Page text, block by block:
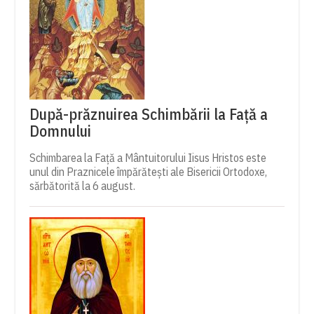
După-prăznuirea Schimbării la Față a
Domnului
Schimbarea la Față a Mântuitorului Iisus Hristos este
unul din Praznicele împărătești ale Bisericii Ortodoxe,
sărbătorită la 6 august.